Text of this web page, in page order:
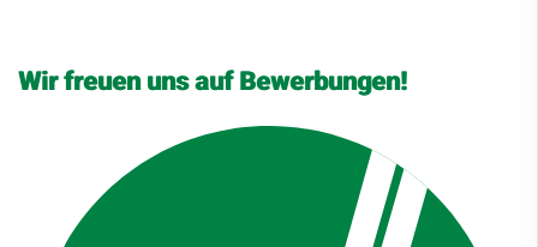
Wir freuen uns auf Bewerbungen!